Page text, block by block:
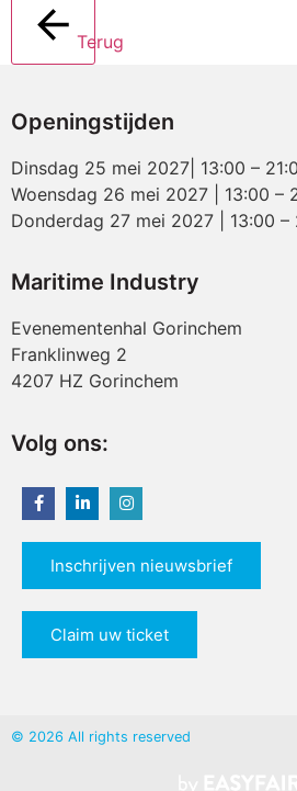
Terug
Openingstijden
Dinsdag 25 mei 2027| 13:00 –
Woensdag 26 mei 2027 | 13:00 –
Donderdag 27 mei 2027 | 13:00 –
Maritime Industry
Evenementenhal Gorinchem
Franklinweg 2
4207 HZ Gorinchem
Volg ons:
Inschrijven nieuwsbrief
Claim uw ticket
© 2026 All rights reserved